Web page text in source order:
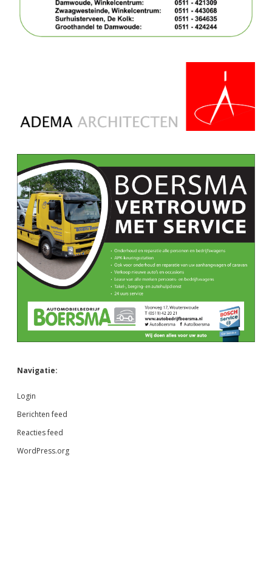
Navigatie:
Login
Berichten feed
Reacties feed
WordPress.org